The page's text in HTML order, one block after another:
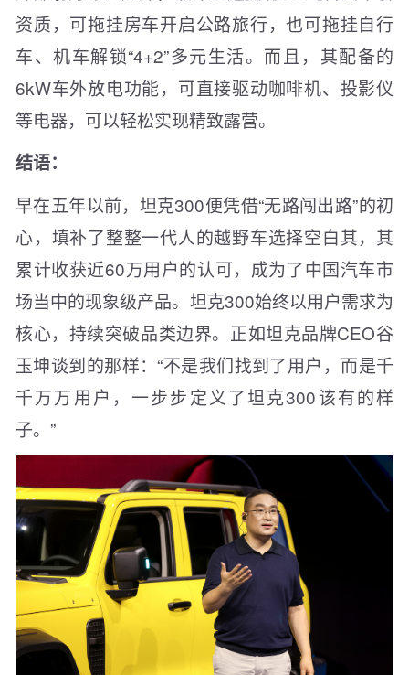
资质，可拖挂房车开启公路旅行，也可拖挂自行
车、机车解锁“4+2”多元生活。而且，其配备的
6kW车外放电功能，可直接驱动咖啡机、投影仪
等电器，可以轻松实现精致露营。
结语：
早在五年以前，坦克300便凭借“无路闯出路”的初
心，填补了整整一代人的越野车选择空白其，其
累计收获近60万用户的认可，成为了中国汽车市
场当中的现象级产品。坦克300始终以用户需求为
核心，持续突破品类边界。正如坦克品牌CEO谷
玉坤谈到的那样：“不是我们找到了用户，而是千
千万万用户，一步步定义了坦克300该有的样
子。”